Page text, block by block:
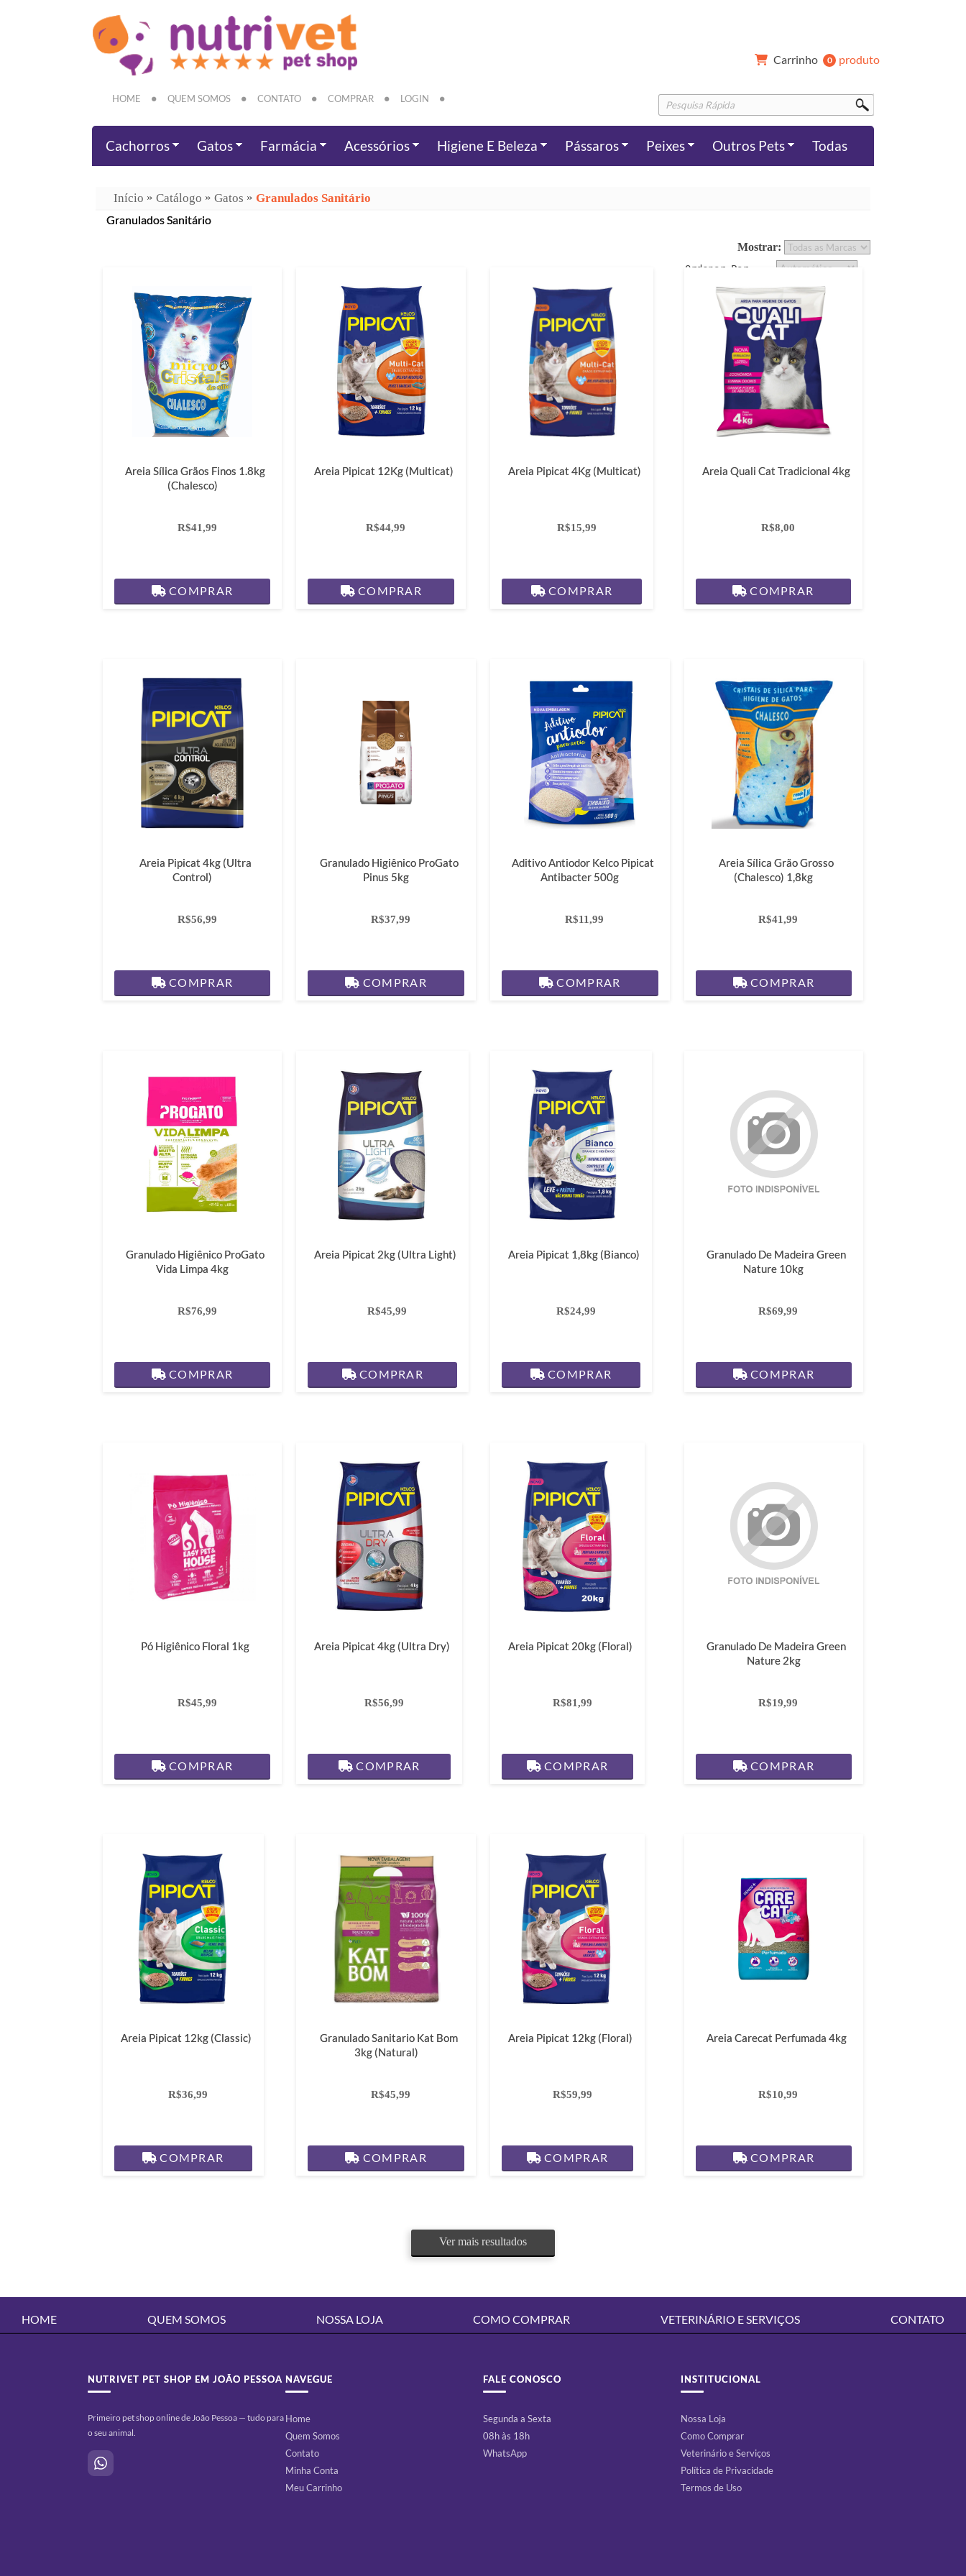
Carrinho 0 produto
HOME QUEM SOMOS CONTATO COMPRAR LOGIN
Cachorros Gatos Farmácia Acessórios Higiene E Beleza Pássaros Peixes Outros Pets Todas
Início » Catálogo » Gatos » Granulados Sanitário
Granulados Sanitário
Mostrar:
Areia Sílica Grãos Finos 1.8kg
(Chalesco)
R$41,99
COMPRAR
Areia Pipicat 12Kg (Multicat)
R$44,99
COMPRAR
Areia Pipicat 4Kg (Multicat)
R$15,99
COMPRAR
Areia Quali Cat Tradicional 4kg
R$8,00
COMPRAR
Areia Pipicat 4kg (Ultra
Control)
R$56,99
COMPRAR
Granulado Higiênico ProGato
Pinus 5kg
R$37,99
COMPRAR
Aditivo Antiodor Kelco Pipicat
Antibacter 500g
R$11,99
COMPRAR
Areia Sílica Grão Grosso
(Chalesco) 1,8kg
R$41,99
COMPRAR
Granulado Higiênico ProGato
Vida Limpa 4kg
R$76,99
COMPRAR
Areia Pipicat 2kg (Ultra Light)
R$45,99
COMPRAR
Areia Pipicat 1,8kg (Bianco)
R$24,99
COMPRAR
Granulado De Madeira Green
Nature 10kg
R$69,99
COMPRAR
Pó Higiênico Floral 1kg
R$45,99
COMPRAR
Areia Pipicat 4kg (Ultra Dry)
R$56,99
COMPRAR
Areia Pipicat 20kg (Floral)
R$81,99
COMPRAR
Granulado De Madeira Green
Nature 2kg
R$19,99
COMPRAR
Areia Pipicat 12kg (Classic)
R$36,99
COMPRAR
Granulado Sanitario Kat Bom
3kg (Natural)
R$45,99
COMPRAR
Areia Pipicat 12kg (Floral)
R$59,99
COMPRAR
Areia Carecat Perfumada 4kg
R$10,99
COMPRAR
Ver mais resultados
HOME QUEM SOMOS NOSSA LOJA COMO COMPRAR VETERINÁRIO E SERVIÇOS CONTATO
NUTRIVET PET SHOP EM JOÃO PESSOA
Primeiro pet shop online de João Pessoa — tudo para
o seu animal.
NAVEGUE
Home
Quem Somos
Contato
Minha Conta
Meu Carrinho
FALE CONOSCO
Segunda a Sexta
08h às 18h
WhatsApp
INSTITUCIONAL
Nossa Loja
Como Comprar
Veterinário e Serviços
Política de Privacidade
Termos de Uso